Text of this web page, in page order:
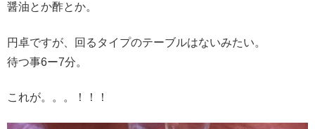
醤油とか酢とか。
円卓ですが、回るタイプのテーブルはないみたい。
待つ事6ー7分。
これが。。。！！！